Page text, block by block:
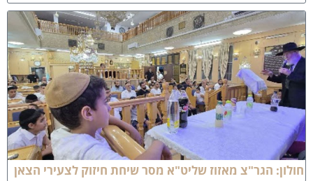
הגר"צ מאזוז שליט"א מסר שיחת חיזוק לצעירי הצאן